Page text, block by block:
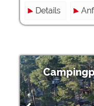
Details